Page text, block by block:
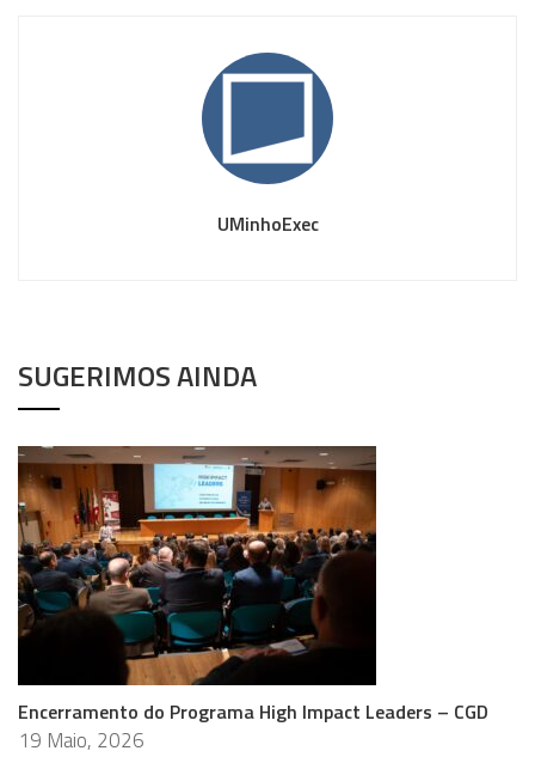
UMinhoExec
SUGERIMOS AINDA
Encerramento do Programa High Impact Leaders – CGD
19 Maio, 2026